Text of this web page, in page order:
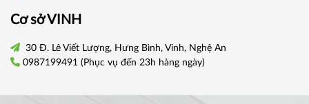
Cơ sở VINH
30 Đ. Lê Viết Lượng, Hưng Bình, Vinh, Nghệ An
0987199491(Phục vụ đến 23h hàng ngày)